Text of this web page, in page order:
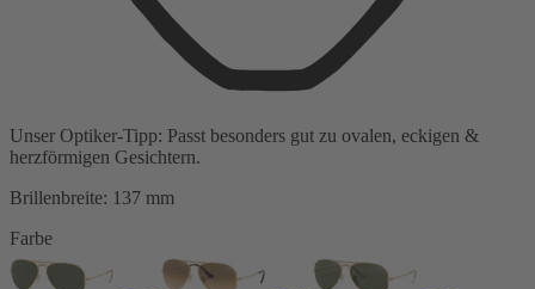
Unser Optiker-Tipp: Passt besonders gut zu ovalen, eckigen &
herzförmigen Gesichtern.
Brillenbreite: 137 mm
Farbe